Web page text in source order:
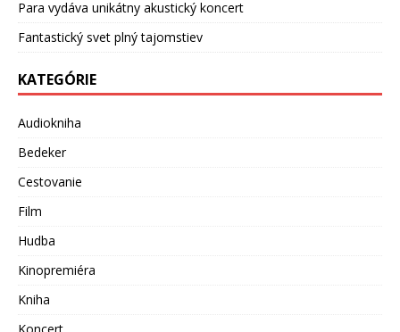
Para vydáva unikátny akustický koncert
Fantastický svet plný tajomstiev
KATEGÓRIE
Audiokniha
Bedeker
Cestovanie
Film
Hudba
Kinopremiéra
Kniha
Koncert